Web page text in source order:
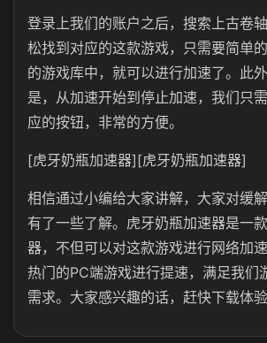
登录上我们的账户之后，搜索上古卷
松找到对应的这款游戏，只需要简单
的游戏库中，就可以进行加速了。此
是，从加速开始到停止加速，我们只
应的按钮，非常的方便。
[虎牙奶瓶加速器][虎牙奶瓶加速器]
相信通过小编给大家讲解，大家对缓
有了一些了解。虎牙奶瓶加速器是一
器，不但可以对这款游戏进行网络加
热门的PC端游戏进行提速，满足我们
需求。大家感兴趣的话，赶快下载体验